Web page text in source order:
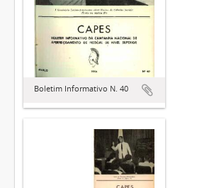
Boletim Informativo N. 40